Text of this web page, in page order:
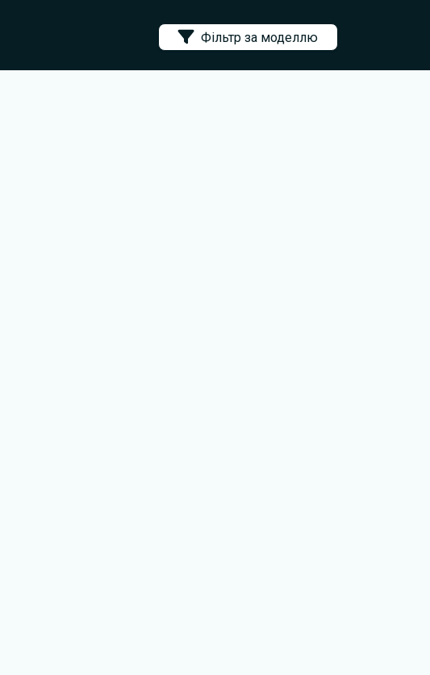
Фільтр за моделлю